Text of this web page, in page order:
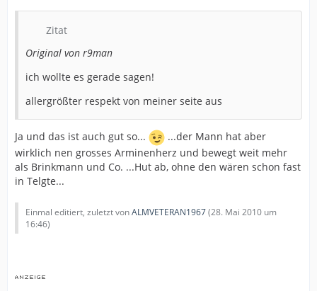
Zitat
Original von r9man
ich wollte es gerade sagen!
allergrößter respekt von meiner seite aus
Ja und das ist auch gut so...
...der Mann hat aber
wirklich nen grosses Arminenherz und bewegt weit mehr
als Brinkmann und Co. ...Hut ab, ohne den wären schon fast
in Telgte...
Einmal editiert, zuletzt vonALMVETERAN1967(28. Mai 2010 um
16:46)